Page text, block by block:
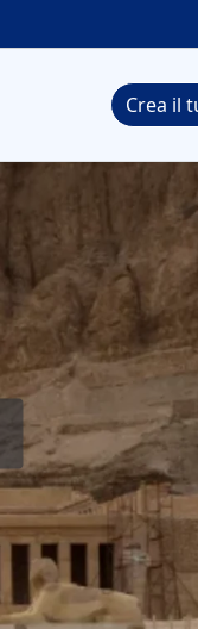
Crea il